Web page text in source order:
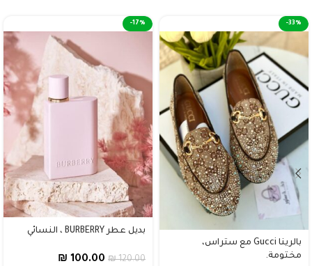
-33%
بالرينا Gucci مع ستراس،
مختومة.
-17%
بديل عطر BURBERRY ، النسائي
₪120.00
₪ 100.00